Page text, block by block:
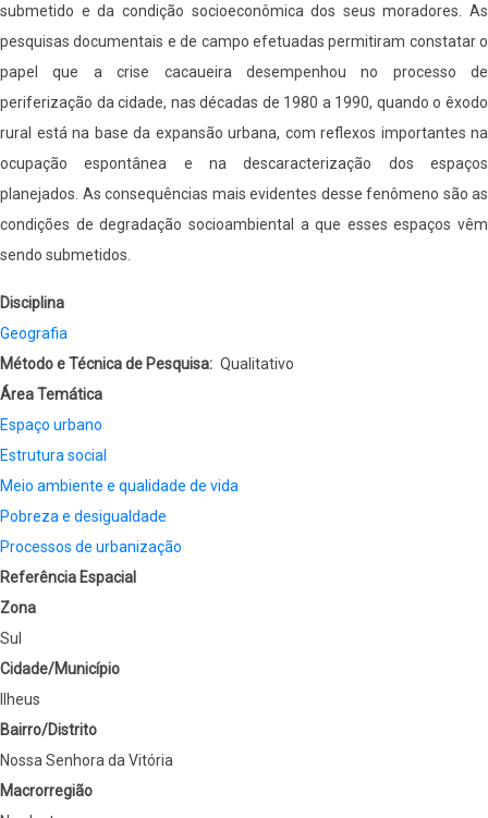
submetido e da condição socioeconômica dos seus moradores. As
pesquisas documentais e de campo efetuadas permitiram constatar o
papel que a crise cacaueira desempenhou no processo de
periferização da cidade, nas décadas de 1980 a 1990, quando o êxodo
rural está na base da expansão urbana, com reflexos importantes na
ocupação espontânea e na descaracterização dos espaços
planejados. As consequências mais evidentes desse fenômeno são as
condições de degradação socioambiental a que esses espaços vêm
sendo submetidos.
Disciplina
Geografia
Método e Técnica de Pesquisa
Qualitativo
Área Temática
Espaço urbano
Estrutura social
Meio ambiente e qualidade de vida
Pobreza e desigualdade
Processos de urbanização
Referência Espacial
Zona
Sul
Cidade/Município
Ilheus
Bairro/Distrito
Nossa Senhora da Vitória
Macrorregião